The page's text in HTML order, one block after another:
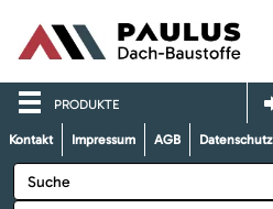
PRODUKTE
Kontakt Impressum AGB Datenschutz